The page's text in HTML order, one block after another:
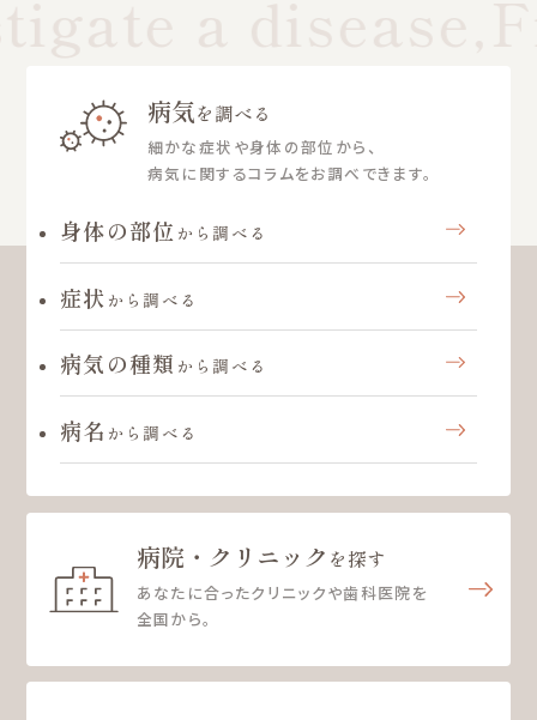
病気を調べる
細かな症状や身体の部位から、
病気に関するコラムをお調べできます。
身体の部位 から調べる
症状 から調べる
病気の種類 から調べる
病名 から調べる
病院・クリニック を探す
あなたに合ったクリニックや歯科医院を
全国から。